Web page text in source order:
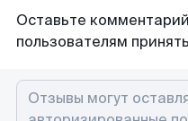
Оставьте
пользователям